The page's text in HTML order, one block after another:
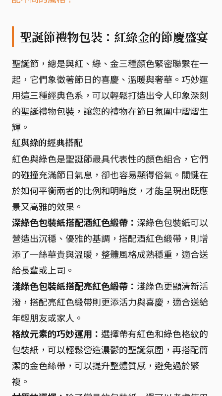
聖誕節禮物包裝：紅綠金的節慶盛宴
聖誕節，總是與紅、綠、金三種顏色緊密聯繫在一
起，它們象徵著節日的喜慶、溫暖與奢華。巧妙運
用這三種經典色系，可以輕鬆打造出令人印象深刻
的聖誕禮物包裝，讓您的禮物在節日氛圍中熠熠生
輝。
紅與綠的經典搭配
紅色與綠色是聖誕節最具代表性的顏色組合，它們
的碰撞充滿節日氣息，卻也容易顯得俗氣。關鍵在
於如何平衡兩者的比例和明暗度，才能呈現出既應
景又高雅的效果。
深綠色包裝紙搭配酒紅色緞帶： 深綠色包裝紙可以
營造出沉穩、優雅的基調，搭配酒紅色緞帶，則增
添了一絲華貴與溫暖，整體風格成熟穩重，適合送
給長輩或上司。
淺綠色包裝紙搭配亮紅色緞帶： 淺綠色更顯清新活
潑，搭配亮紅色緞帶則更添活力與喜慶，適合送給
年輕朋友或家人。
格紋元素的巧妙運用： 選擇帶有紅色和綠色格紋的
包裝紙，可以輕鬆營造濃鬱的聖誕氛圍，再搭配簡
潔的金色絲帶，可以提升整體質感，避免過於繁
複。